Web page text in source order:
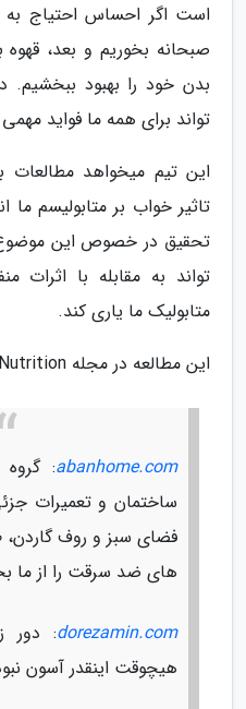
است اگر احساس احتیاج به
صبحانه بخوریم و بعد، قهوه
بدن خود را بهبود
تواند برای همه ما فواید
این تیم میخواهد
تاثیر خواب بر متابولیسم
تحقیق در خصوص این موضوع
تواند به مقابله با
متابولیک ما یاری کند.
این مطالعه در مجله Nutrition بریتانیا منتشر شده است.
abanhome.com: گروه
ساختمان و تعمیرات
فضای سبز و روف
های ضد سرقت را از ما
dorezamin.com: دور
هیچوقت اینقدر آسون